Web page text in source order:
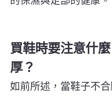
買鞋時要注意什
厚？
如前所述，當鞋子不